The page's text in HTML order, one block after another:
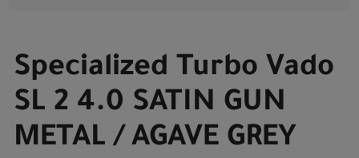
Specialized Turbo Vado
SL 2 4.0 SATIN GUN
METAL / AGAVE GREY